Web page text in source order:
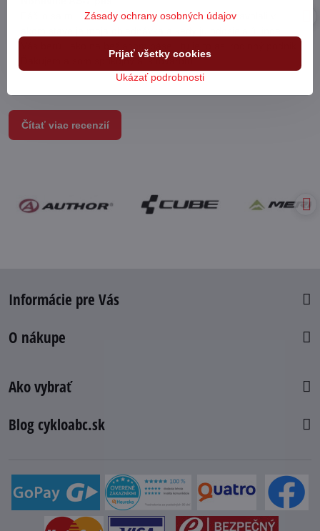
Páčilo sa mi , že mi v priebehu toho istého dňa zavolali v
Ďakujem a som spokojný aj s tovarom.
Čítať viac recenzií
Informácie pre Vás
O nákupe
Ako vybrať
Blog cykloabc.sk
Zásady ochrany osobných údajov
Ukázať podrobnosti
Prijať všetky cookies